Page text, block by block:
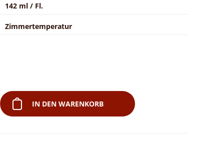
142 ml / Fl.
Zimmertemperatur
IN DEN WARENKORB